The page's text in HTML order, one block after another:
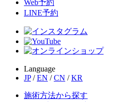
Web予約
LINE予約
Language
JP / EN / CN / KR
施術方法から探す